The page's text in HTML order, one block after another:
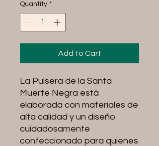
Quantity *
Add to Cart
La Pulsera de la Santa
Muerte Negra está
elaborada con materiales de
alta calidad y un diseño
cuidadosamente
confeccionado para quienes